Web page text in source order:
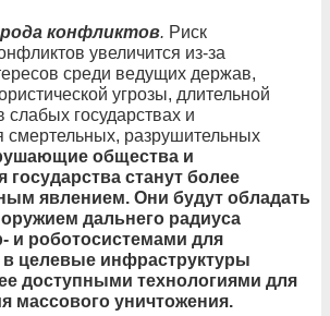
конфликтов. Риск
увеличится из-за
среди ведущих держав,
угрозы, длительной
слабых государствах и
смертельных, разрушительных
общества и
государства станут более
явлением. Они будут обладать
дальнего радиуса
и роботосистемами для
целевые инфраструктуры
доступными технологиями для
массового уничтожения.